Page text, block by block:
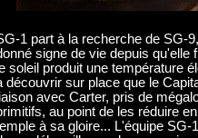
1 part à la recherche de SG-
signe de vie depuis qu'elle
soleil produit une température
découvrir sur place que le
avec Carter, pris de
au point de les réduire
à sa gloire... L'équipe